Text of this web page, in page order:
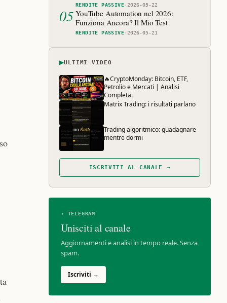
RENDITE PASSIVE·2026-05-22
05 YouTube Automation nel 2026:
Funziona Ancora? Il Mio Test
RENDITE PASSIVE·2026-05-21
▶ULTIMI VIDEO
🔥CryptoMonday: Bitcoin, ETF,
Petrolio e Mercati | Analisi
Completa.
Matrix Trading: i risultati parlano
Trading algoritmico: guadagnare
mentre dormi
ISCRIVITI AL CANALE →
✈ TELEGRAM
Unisciti al canale
Aggiornamenti e analisi in tempo reale. Senza
spam.
Iscriviti →